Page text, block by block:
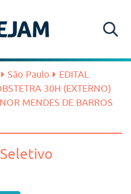
São Paulo
EDITAL
30H (EXTERNO)
MENDES DE BARROS